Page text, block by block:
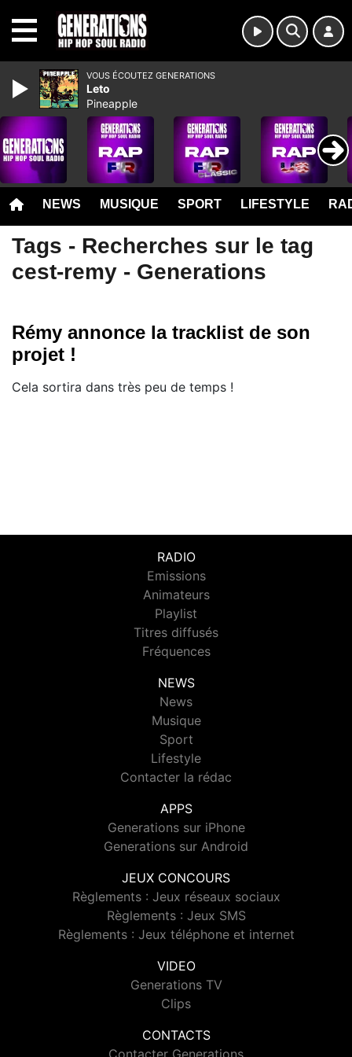
NEWS MUSIQUE SPORT LIFESTYLE
Tags - Recherches sur le tag
cest-remy - Generations
Rémy annonce la tracklist de son
projet !
Cela sortira dans très peu de temps !
RADIO
Emissions
Animateurs
Playlist
Titres diffusés
Fréquences
NEWS
News
Musique
Sport
Lifestyle
Contacter la rédac
APPS
Generations sur iPhone
Generations sur Android
JEUX CONCOURS
Règlements : Jeux réseaux sociaux
Règlements : Jeux SMS
Règlements : Jeux téléphone et internet
VIDEO
Generations TV
Clips
CONTACTS
VOUS ÉCOUTEZ GENERATIONS
Leto
Pineapple